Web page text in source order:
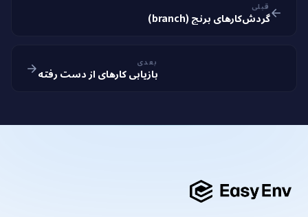
قبلی
گردش‌کارهای برنچ (branch)
بعدی
بازیابی کارهای از دست رفته